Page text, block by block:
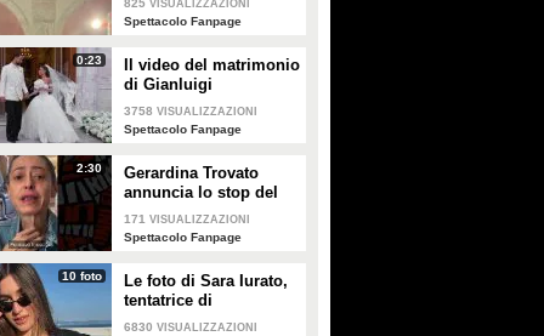
Enrico
825 VISUALIZZAZIONI
Spettacolo Fanpage
0:23
Il video del matrimonio
di Gianluigi
Donnarumma e Alessia
Elefante
3758 VISUALIZZAZIONI
Spettacolo Fanpage
2:30
Gerardina Trovato
annuncia lo stop del
tour per problemi di
salute
171 VISUALIZZAZIONI
Spettacolo Fanpage
10 foto
Le foto di Sara Iurato,
tentatrice di
Temptation Island 2026
6830 VISUALIZZAZIONI